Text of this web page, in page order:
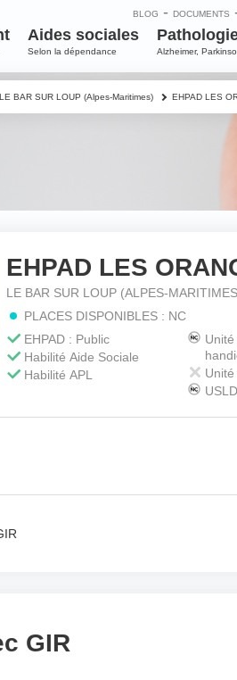
BLOG - DOCUMENTS
Aides sociales
Selon la dépendance Alzheimer,
EHPAD LES
LE BAR SUR LOUP (ALPES-
PLACES DISPONIBLES : NC
EHPAD : Public
Habilité Aide Sociale
Habilité APL
USLD
GIR
LE BAR SUR LOUP (Alpes-Maritimes) EHPAD LES